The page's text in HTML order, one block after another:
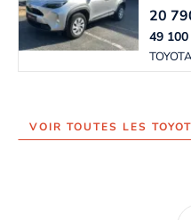
20
49
VOIR TOUTES LES